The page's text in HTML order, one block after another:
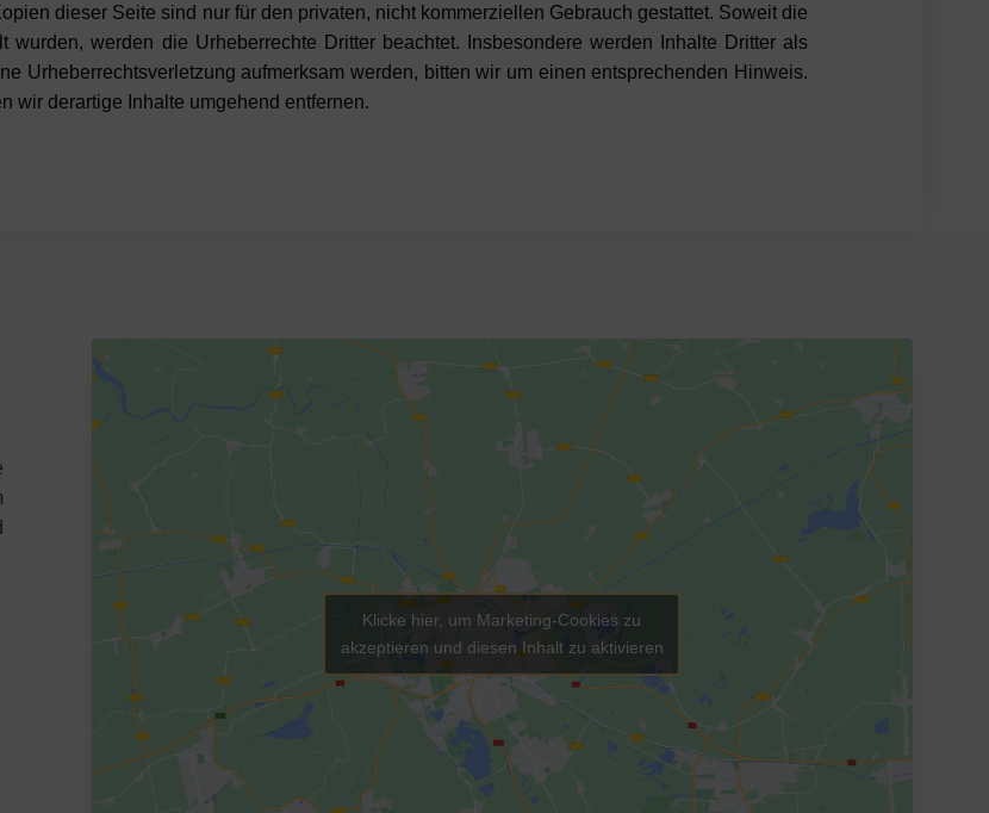
dieser Seite sind nur für den privaten, nicht kommerziellen Gebrauch gestattet. Soweit die
wurden, werden die Urheberrechte Dritter beachtet. Insbesondere werden Inhalte Dritter als
Urheberrechtsverletzung aufmerksam werden, bitten wir um einen entsprechenden Hinweis.
wir derartige Inhalte umgehend entfernen.
Klicke hier, um Marketing-Cookies zu
akzeptieren und diesen Inhalt zu aktivieren